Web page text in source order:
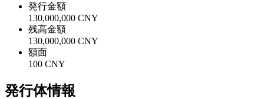
発行金額
130,000,000 CNY
残高金額
130,000,000 CNY
額面
100 CNY
発行体情報